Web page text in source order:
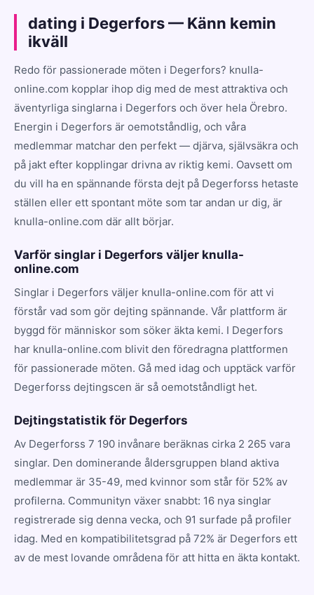
dating i Degerfors — Känn kemin
ikväll
Redo för passionerade möten i Degerfors? knulla-
online.com kopplar ihop dig med de mest attraktiva och
äventyrliga singlarna i Degerfors och över hela Örebro.
Energin i Degerfors är oemotståndlig, och våra
medlemmar matchar den perfekt — djärva, självsäkra och
på jakt efter kopplingar drivna av riktig kemi. Oavsett om
du vill ha en spännande första dejt på Degerforss hetaste
ställen eller ett spontant möte som tar andan ur dig, är
knulla-online.com där allt börjar.
Varför singlar i Degerfors väljer knulla-
online.com
Singlar i Degerfors väljer knulla-online.com för att vi
förstår vad som gör dejting spännande. Vår plattform är
byggd för människor som söker äkta kemi. I Degerfors
har knulla-online.com blivit den föredragna plattformen
för passionerade möten. Gå med idag och upptäck varför
Degerforss dejtingscen är så oemotståndligt het.
Dejtingstatistik för Degerfors
Av Degerforss 7 190 invånare beräknas cirka 2 265 vara
singlar. Den dominerande åldersgruppen bland aktiva
medlemmar är 35-49, med kvinnor som står för 52% av
profilerna. Communityn växer snabbt: 16 nya singlar
registrerade sig denna vecka, och 91 surfade på profiler
idag. Med en kompatibilitetsgrad på 72% är Degerfors ett
av de mest lovande områdena för att hitta en äkta kontakt.